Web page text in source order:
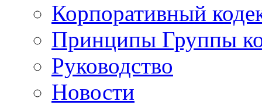
Корпоративный
Принципы Группы
Руководство
Новости